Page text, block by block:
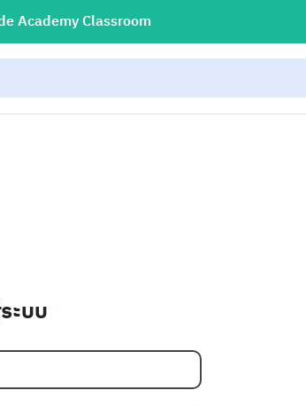
Academy Classroom
ะบบ